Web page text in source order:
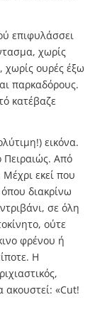
επιφυλάσσει
χωρίς
χωρίς ουρές έξω
παρκαδόρους.
κατέβαζε
εικόνα.
Πειραιώς. Από
εκεί που
διακρίνω
σε όλη
ούτε
φρένου ή
Η
ακουστεί: «Cut!